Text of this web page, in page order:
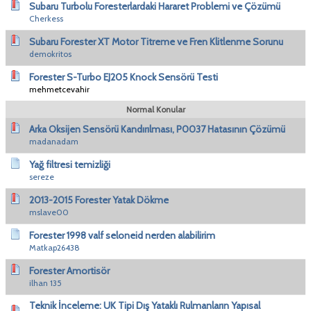
Subaru Turbolu Foresterlardaki Hararet Problemi ve Çözümü
Cherkess
Subaru Forester XT Motor Titreme ve Fren Klitlenme Sorunu
demokritos
Forester S-Turbo EJ205 Knock Sensörü Testi
mehmetcevahir
Normal Konular
Arka Oksijen Sensörü Kandırılması, P0037 Hatasının Çözümü
madanadam
Yağ filtresi temizliği
sereze
2013-2015 Forester Yatak Dökme
mslave00
Forester 1998 valf seloneid nerden alabilirim
Matkap26438
Forester Amortisör
ilhan 135
Teknik İnceleme: UK Tipi Dış Yataklı Rulmanların Yapısal